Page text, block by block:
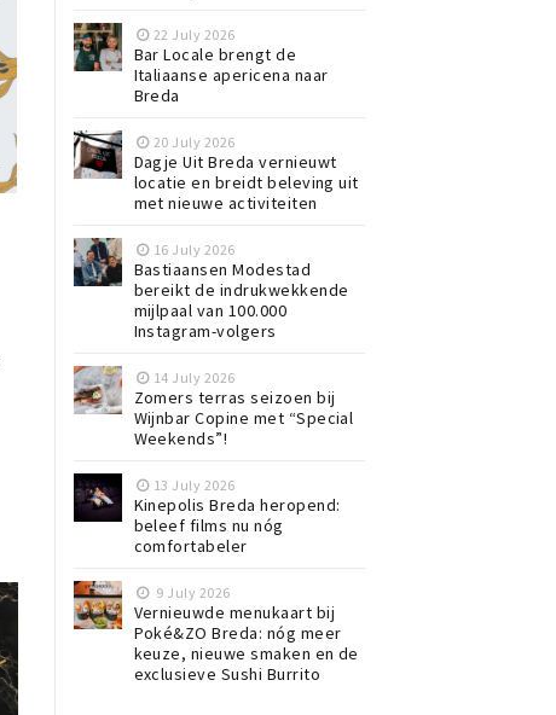
22 July 2026
Bar Locale brengt de
Italiaanse apericena naar
Breda
20 July 2026
Dagje Uit Breda vernieuwt
locatie en breidt beleving uit
met nieuwe activiteiten
16 July 2026
Bastiaansen Modestad
bereikt de indrukwekkende
mijlpaal van 100.000
Instagram-volgers
14 July 2026
Zomers terras seizoen bij
Wijnbar Copine met “Special
Weekends”!
13 July 2026
Kinepolis Breda heropend:
beleef films nu nóg
comfortabeler
9 July 2026
Vernieuwde menukaart bij
Poké&ZO Breda: nóg meer
keuze, nieuwe smaken en de
exclusieve Sushi Burrito